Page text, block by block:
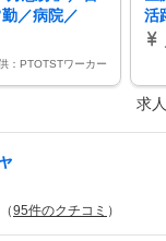
／病院／
児所あり／駅
：PTOTSTワーカー
活
求
（95件のクチコミ ）